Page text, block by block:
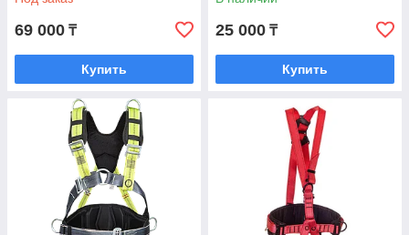
69 000 ₸
Купить
25 000 ₸
Купить